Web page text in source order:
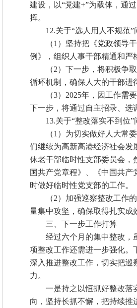
建设，以“党建+”为载体，通
挥。
12.关于“选人用人不规范”
（1）坚持把《党政领导
例》，组织人事干部精通和严
（2）下一步，将积极争
循环机制，确保人大的干部进
（3）2025年，因工作需
下一步，将通过自主招录、选
13.关于“整改落实不到位”
（1）为切实做好人大常
们继续为高新高港经济社会发
休老干部临时性支部委员会，
国共产党章程》、《中国共
时做好临时性党支部的工作。
（2）加强巡察整改工作
量集中攻坚，确保取得扎实成
三、下一步工作打算
经过六个月的集中整改，
项整改工作还需进一步强化。
深入推进整改工作，切实把巡
力。
一是持之以恒抓好整改落
向，坚持长抓不懈，把持续推